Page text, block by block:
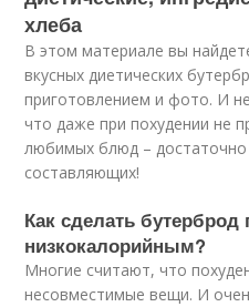
хлеба
В этом материале вы
вкусных диетических
приготовлением и фото. И
что даже при похудении не
любимых блюд – достаточно
составляющих!
Как сделать
низкокалорийным?
Многие считают, что
несовместимые вещи. И